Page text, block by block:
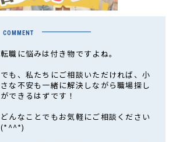
COMMENT
転職に悩みは付き物ですよね。
でも、私たちにご相談いただければ、小
さな不安も一緒に解決しながら職場探し
ができるはずです！
どんなことでもお気軽にご相談ください
(*^^*)